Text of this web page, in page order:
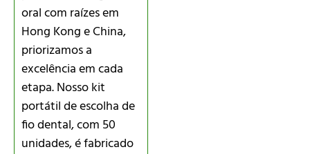
oral com raízes em
Hong Kong e China,
priorizamos a
excelência em cada
etapa. Nosso kit
portátil de escolha de
fio dental, com 50
unidades, é fabricado